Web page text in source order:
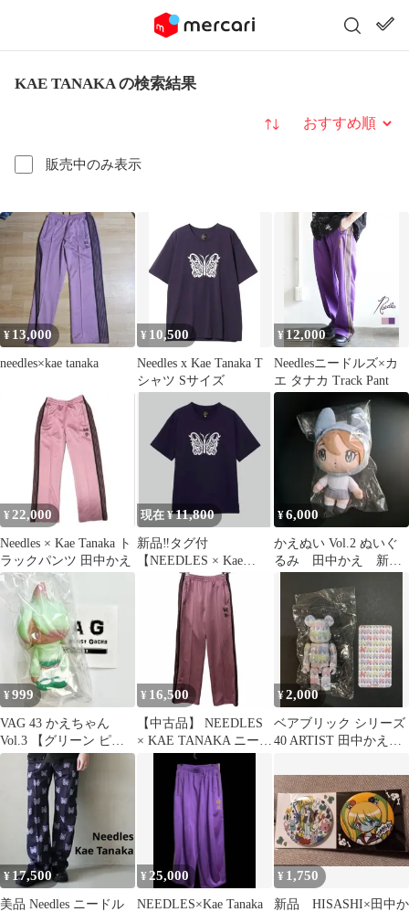
KAE TANAKA の検索結果
販売中のみ表示
並び替え
¥ 13,000
needles×kae tanaka
¥ 10,500
Needles x Kae Tanaka T
シャツ Sサイズ
¥12,000
Needlesニードルズ×カ
エ タナカ Track Pant
¥ 22,000
Needles × Kae Tanaka ト
ラックパンツ 田中かえ
現在 ¥11,800
新品‼︎タグ付
【NEEDLES × Kae
Tanaka】 Tシャツ
¥6,000
かえぬい Vol.2 ぬいぐ
るみ 田中かえ 新色/
¥999
VAG 43 かえちゃん
Vol.3 【グリーン ピン
ク】 田中かえ
¥ 16,500
【中古品】 NEEDLES
× KAE TANAKA ニード
ルス カエ タナカ
QV428 TRACK PANT
トラック パンツ ボトム
ス ズボン 【151-
260728-cs-02-izu】
¥2,000
ベアブリック シリーズ
40 ARTIST 田中かえ
¥ 17,500
美品 Needles ニードル
¥ 25,000
NEEDLES×Kae Tanaka
¥ 1,750
新品 HISASHI×田中か